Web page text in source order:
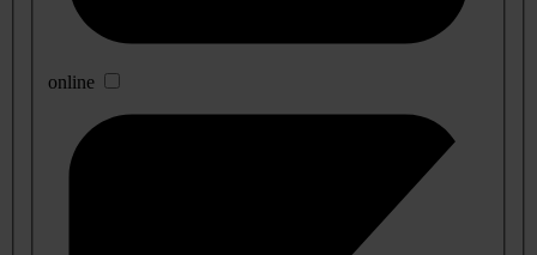
online